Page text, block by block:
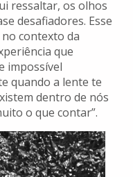
ressaltar, os olhos
desafiadores. Esse
contexto da
que
impossível
quando a lente te
dentro de nós
o que contar”.